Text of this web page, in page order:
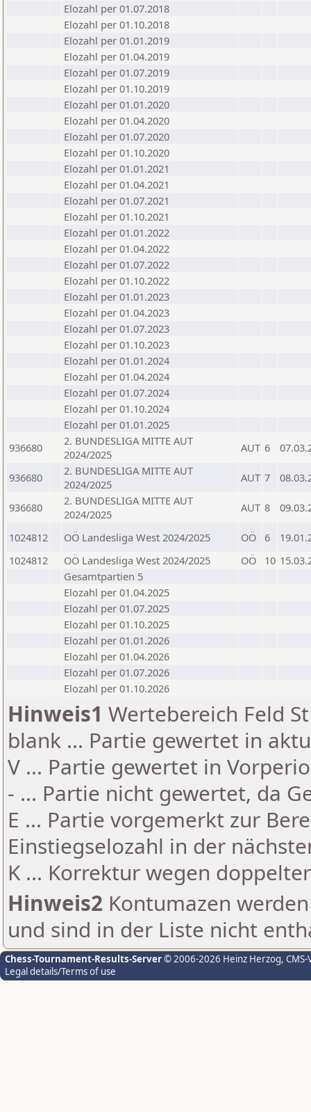
Elozahl per 01.07.2018
Elozahl per 01.10.2018
Elozahl per 01.01.2019
Elozahl per 01.04.2019
Elozahl per 01.07.2019
Elozahl per 01.10.2019
Elozahl per 01.01.2020
Elozahl per 01.04.2020
Elozahl per 01.07.2020
Elozahl per 01.10.2020
Elozahl per 01.01.2021
Elozahl per 01.04.2021
Elozahl per 01.07.2021
Elozahl per 01.10.2021
Elozahl per 01.01.2022
Elozahl per 01.04.2022
Elozahl per 01.07.2022
Elozahl per 01.10.2022
Elozahl per 01.01.2023
Elozahl per 01.04.2023
Elozahl per 01.07.2023
Elozahl per 01.10.2023
Elozahl per 01.01.2024
Elozahl per 01.04.2024
Elozahl per 01.07.2024
Elozahl per 01.10.2024
Elozahl per 01.01.2025
936680
2. BUNDESLIGA MITTE AUT
2024/2025
AUT 6
936680
2. BUNDESLIGA MITTE AUT
2024/2025
AUT 7
936680
2. BUNDESLIGA MITTE AUT
2024/2025
AUT 8
1024812 OÖ Landesliga West 2024/2025 OÖ 6
1024812
OÖ Landesliga West 2024/2025 OÖ 10
Gesamtpartien 5
Elozahl per 01.04.2025
Elozahl per 01.07.2025
Elozahl per 01.10.2025
Elozahl per 01.01.2026
Elozahl per 01.04.2026
Elozahl per 01.07.2026
Elozahl per 01.10.2026
Hinweis1 Wertebereich Feld
blank ... Partie gewertet in
V ... Partie gewertet in
- ... Partie nicht gewertet, da
E ... Partie vorgemerkt zur
Einstiegselozahl in der
K ... Korrektur wegen
Hinweis2 Kontumazen
und sind in der Liste nicht
Chess-Tournament-Results-Server© 2006-2026 Heinz Herzog,
Legal details/Terms of use